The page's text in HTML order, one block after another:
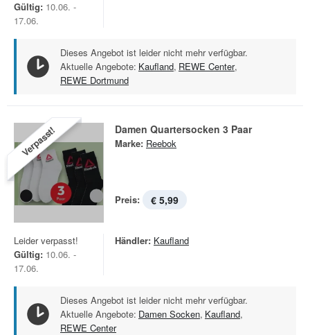
Gültig: 10.06. -
17.06.
Dieses Angebot ist leider nicht mehr verfügbar.
Aktuelle Angebote: Kaufland, REWE Center,
REWE Dortmund
Verpasst! Damen Quartersocken 3 Paar
Marke: Reebok
Preis: € 5,99
Leider verpasst!
Gültig: 10.06. -
17.06.
Händler: Kaufland
Dieses Angebot ist leider nicht mehr verfügbar.
Aktuelle Angebote: Damen Socken, Kaufland,
REWE Center